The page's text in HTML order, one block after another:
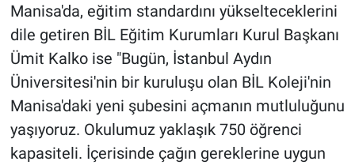
Manisa'da, eğitim standardını yükselteceklerini
dile getiren BİL Eğitim Kurumları Kurul Başkanı
Ümit Kalko ise "Bugün, İstanbul Aydın
Üniversitesi'nin bir kuruluşu olan BİL Koleji'nin
Manisa'daki yeni şubesini açmanın mutluluğunu
yaşıyoruz. Okulumuz yaklaşık 750 öğrenci
kapasiteli. İçerisinde çağın gereklerine uygun